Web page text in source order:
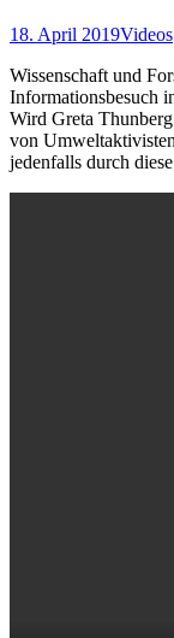
18. April 2019Videos
Wissenschaft und
Informationsbesuch
Wird Greta
von
jedenfalls durch